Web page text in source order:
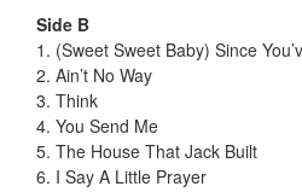
Side B
1. (Sweet Sweet Baby) Since
2. Ain’t No Way
3. Think
4. You Send Me
5. The House That Jack Built
6. I Say A Little Prayer